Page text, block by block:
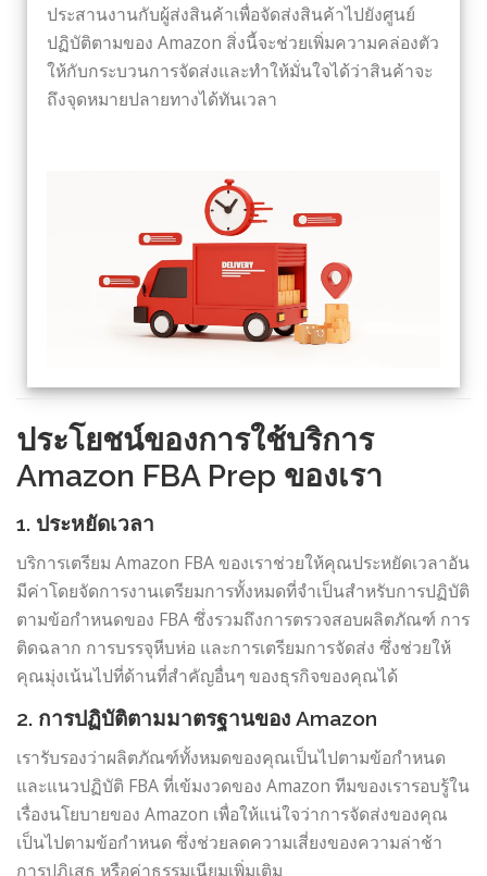
ประสานงานกับผู้ส่งสินค้าเพื่อจัดส่งสินค้าไปยังศูนย์
ปฏิบัติตามของ Amazon สิ่งนี้จะช่วยเพิ่มความคล่องตัว
ให้กับกระบวนการจัดส่งและทำให้มั่นใจได้ว่าสินค้าจะ
ถึงจุดหมายปลายทางได้ทันเวลา
ประโยชน์ของการใช้บริการ
Amazon FBA Prep ของเรา
1. ประหยัดเวลา
บริการเตรียม Amazon FBA ของเราช่วยให้คุณประหยัดเวลาอัน
มีค่าโดยจัดการงานเตรียมการทั้งหมดที่จำเป็นสำหรับการปฏิบัติ
ตามข้อกำหนดของ FBA ซึ่งรวมถึงการตรวจสอบผลิตภัณฑ์ การ
ติดฉลาก การบรรจุหีบห่อ และการเตรียมการจัดส่ง ซึ่งช่วยให้
คุณมุ่งเน้นไปที่ด้านที่สำคัญอื่นๆ ของธุรกิจของคุณได้
2. การปฏิบัติตามมาตรฐานของ Amazon
เรารับรองว่าผลิตภัณฑ์ทั้งหมดของคุณเป็นไปตามข้อกำหนด
และแนวปฏิบัติ FBA ที่เข้มงวดของ Amazon ทีมของเรารอบรู้ใน
เรื่องนโยบายของ Amazon เพื่อให้แน่ใจว่าการจัดส่งของคุณ
เป็นไปตามข้อกำหนด ซึ่งช่วยลดความเสี่ยงของความล่าช้า
การปฏิเสธ หรือค่าธรรมเนียมเพิ่มเติม